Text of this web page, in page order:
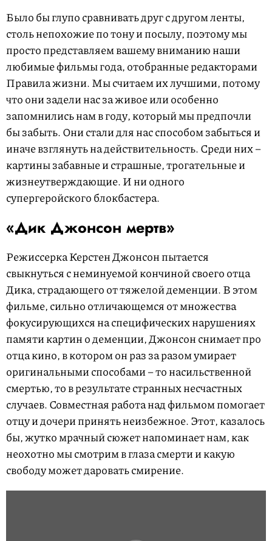
Было бы глупо сравнивать друг с другом ленты,
столь непохожие по тону и посылу, поэтому мы
просто представляем вашему вниманию наши
любимые фильмы года, отобранные редакторами
Правила жизни. Мы считаем их лучшими, потому
что они задели нас за живое или особенно
запомнились нам в году, который мы предпочли
бы забыть. Они стали для нас способом забыться и
иначе взглянуть на действительность. Среди них –
картины забавные и страшные, трогательные и
жизнеутверждающие. И ни одного
супергеройского блокбастера.
«Дик Джонсон мертв»
Режиссерка Керстен Джонсон пытается
свыкнуться с неминуемой кончиной своего отца
Дика, страдающего от тяжелой деменции. В этом
фильме, сильно отличающемся от множества
фокусирующихся на специфических нарушениях
памяти картин о деменции, Джонсон снимает про
отца кино, в котором он раз за разом умирает
оригинальными способами – то насильственной
смертью, то в результате странных несчастных
случаев. Совместная работа над фильмом помогает
отцу и дочери принять неизбежное. Этот, казалось
бы, жутко мрачный сюжет напоминает нам, как
неохотно мы смотрим в глаза смерти и какую
свободу может даровать смирение.